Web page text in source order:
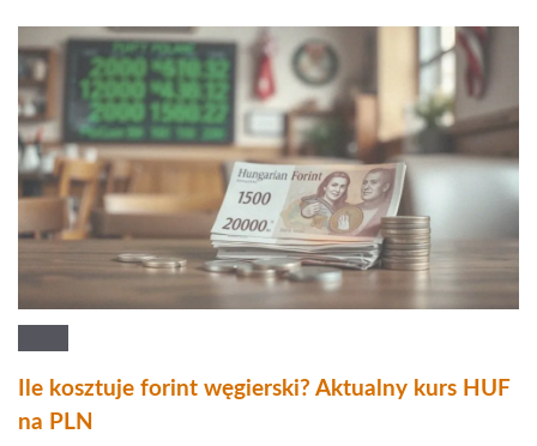
Ile kosztuje forint węgierski? Aktualny kurs HUF
na PLN